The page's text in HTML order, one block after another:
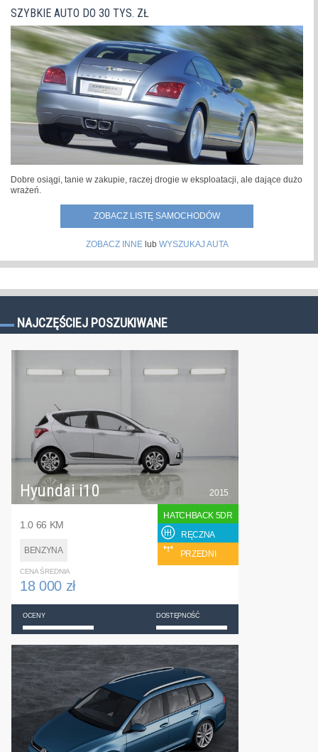
SZYBKIE AUTO DO 30 TYS. ZŁ
Dobre osiągi, tanie w zakupie, raczej drogie w eksploatacji, ale dające dużo
wrażeń.
ZOBACZ LISTĘ SAMOCHODÓW
ZOBACZ INNElub WYSZUKAJ AUTA
NAJCZĘŚCIEJ POSZUKIWANE
Hyundai i10
1.0 66 KM
BENZYNA
2015
HATCHBACK 5DR
RĘCZNA
PRZEDNI
CENA ŚREDNIA
18 000 zł
OCENY DOSTĘPNOŚĆ